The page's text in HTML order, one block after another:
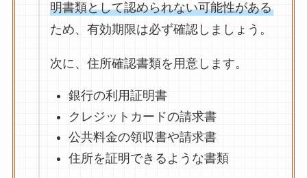
明書類として認められない可能性がある
ため、有効期限は必ず確認しましょう。
次に、住所確認書類を用意します。
銀行の利用証明書
クレジットカードの請求書
公共料金の領収書や請求書
住所を証明できるような書類